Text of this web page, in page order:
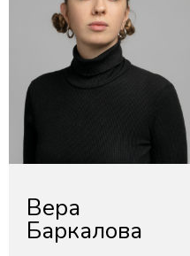
Вера
Баркалова